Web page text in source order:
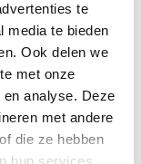
te
media te bieden
Ook delen we
met onze
analyse. Deze
met andere
die ze hebben